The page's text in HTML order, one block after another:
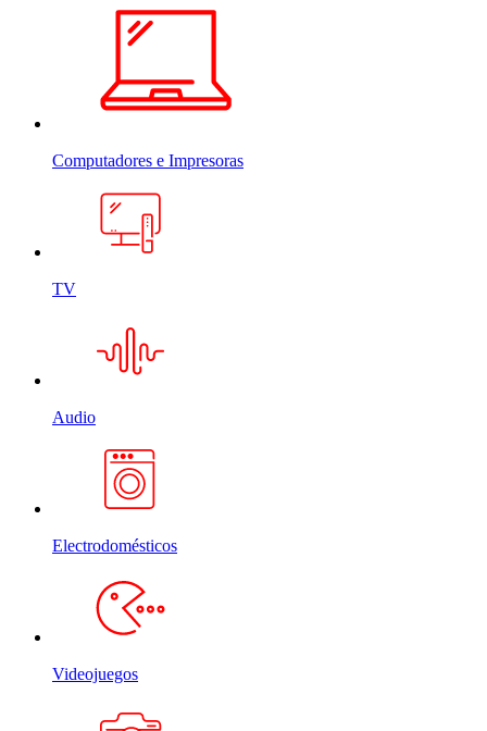
Computadores e Impresoras
TV
Audio
Electrodomésticos
Videojuegos